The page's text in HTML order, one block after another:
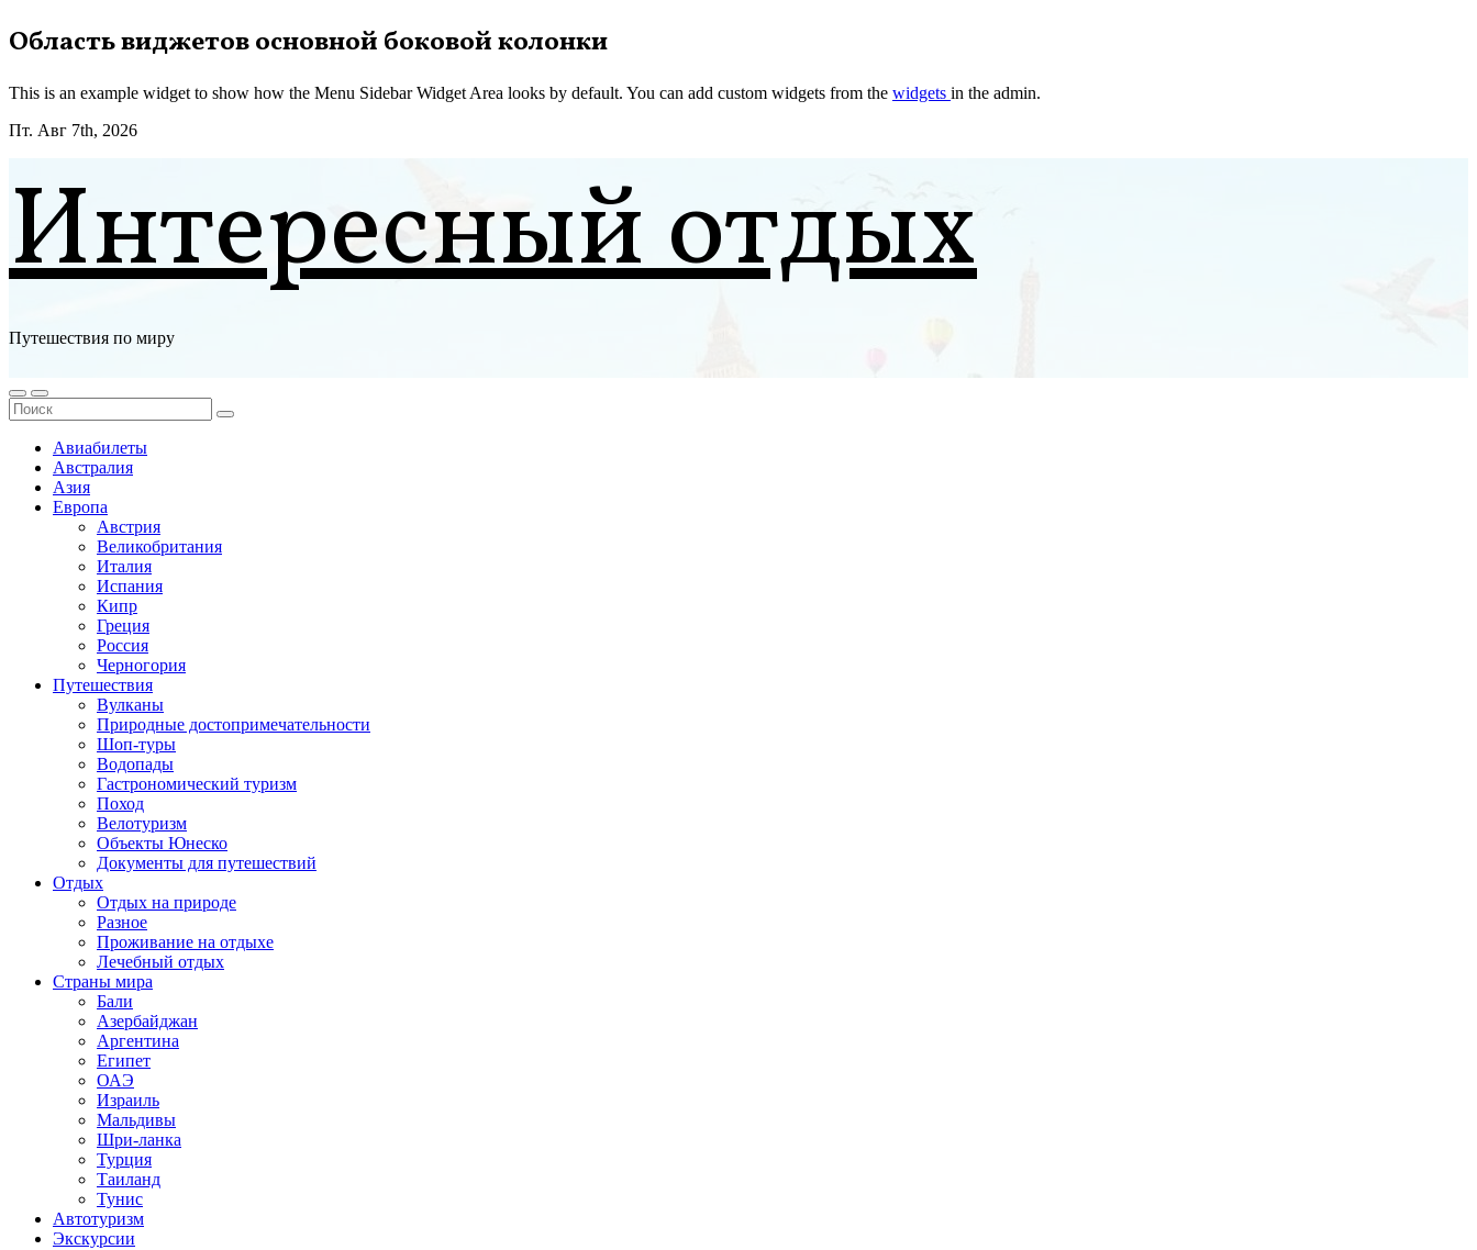
Перейти
к
Область виджетов основной боковой колонки
This is an example widget to show how the Menu Sidebar Widget Area looks by default. You can add custom widgets from the widgets in the admin.
Пт. Авг 7th, 2026
Интересный отдых
Путешествия по миру
Авиабилеты
Австралия
Азия
Европа
Австрия
Великобритания
Италия
Испания
Кипр
Греция
Россия
Черногория
Путешествия
Вулканы
Природные достопримечательности
Шоп-туры
Водопады
Гастрономический туризм
Поход
Велотуризм
Объекты Юнеско
Документы для путешествий
Отдых
Отдых на природе
Разное
Проживание на отдыхе
Лечебный отдых
Страны мира
Бали
Азербайджан
Аргентина
Египет
ОАЭ
Израиль
Мальдивы
Шри-ланка
Турция
Таиланд
Тунис
Автотуризм
Экскурсии